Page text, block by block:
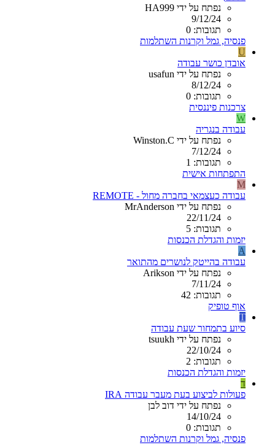
נפתח על ידי HA999
9/12/24
תגובות: 0
פנסיה, גמל וקרנות השתלמות
U
אובדן כושר עבודה
נפתח על ידי usafun
8/12/24
תגובות: 0
צרכנות פיננסית
W
עבודה בנגריה
נפתח על ידי Winston.C
7/12/24
תגובות: 1
התפתחות אישית
M
עבודה כעצמאי בחברה מחול - REMOTE
נפתח על ידי MrAnderson
22/11/24
תגובות: 5
יזמות והגדלת הכנסות
A
עבודה בהייטק לנושרים מהתואר
נפתח על ידי Arikson
7/11/24
תגובות: 42
אוף טופיק
T
סיוע בתמחור שעת עבודה
נפתח על ידי tsuukh
22/10/24
תגובות: 2
יזמות והגדלת הכנסות
ד
פעולות לביצוע בעת מעבר עבודה IRA
נפתח על ידי דוב לבן
14/10/24
תגובות: 0
פנסיה, גמל וקרנות השתלמות